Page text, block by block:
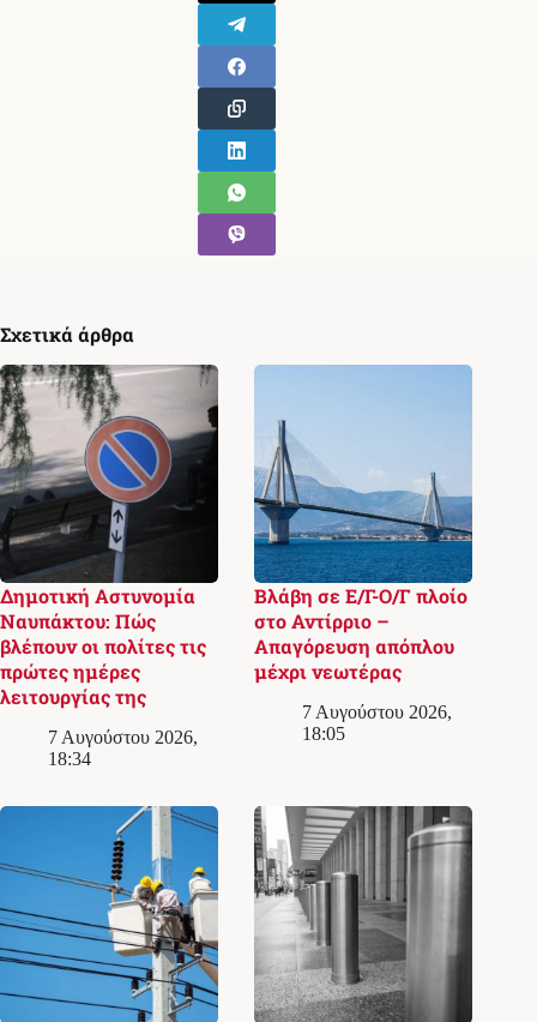
Σχετικά άρθρα
Δημοτική Αστυνομία
Ναυπάκτου: Πώς
βλέπουν οι πολίτες τις
πρώτες ημέρες
λειτουργίας της
7 Αυγούστου 2026,
18:34
Βλάβη σε Ε/Γ-Ο/Γ πλοίο
στο Αντίρριο –
Απαγόρευση απόπλου
μέχρι νεωτέρας
7 Αυγούστου 2026,
18:05